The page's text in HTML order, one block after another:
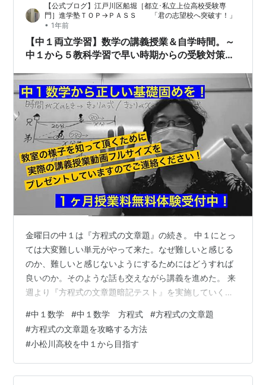
り組もうと思っても度の方向に進めば良いかも分か…
【公式ブログ】江戸川区船堀［都立･私立上位高校受験専
門］進学塾ＴＯＰ→ＰＡＳＳ 「君の志望校へ突破す！」
• 1年前
【中１両立学習】数学の講義授業＆自学時間。～
中１から５教科学習で早い時期からの受験対策
金曜日の中１は『方程式の文章題』の続き。​​ 中１にとっ
ては大変難しい単元がやって来た。なぜ難しいと感じる
のか、難しいと感じないようにするためにはどうすれば
良いのか。そのような話も交えながら講義を進めた。 ​​来
週より『方程式の文章題暗記テスト』を実施していく。
はこれしかない。中１最難関のこの単元では、取り組も
うと思っても度の方向に進めば良いかも分からない多く
の子たちは、全く歯が立たないので鉛筆を動かすことが
できない。 方程式の文章題の文章を読んで式を作るため
の方向が見えているのは、問題慣れしている講師側だけ
#中１数学 #中１数学 方程式 #方程式の文章題
#方程式の文章題を攻略する方法
#小松川高校を中１から目指す